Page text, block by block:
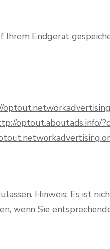
Ihrem Endgerät
optout.aboutads.info/
Hinweis: Es ist
wenn Sie